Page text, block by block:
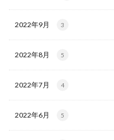
2022年9月 3
2022年8月 5
2022年7月 4
2022年6月 5